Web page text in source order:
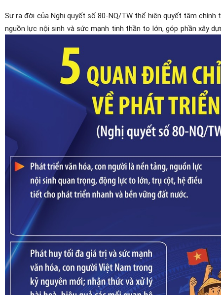
Sự ra đời của Nghị quyết số 80-NQ/TW thể hiện quyết tâm
nguồn lực nội sinh và sức mạnh tinh thần to lớn, góp phần xây